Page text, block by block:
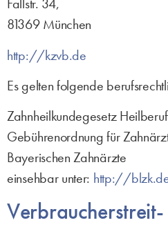
81369 München
http://kzvb.de
Es gelten folgende
Zahnheilkundegesetz
Gebührenordnung für
Bayerischen Zahnärzte
einsehbar unter: http://
Verbraucher­streit­